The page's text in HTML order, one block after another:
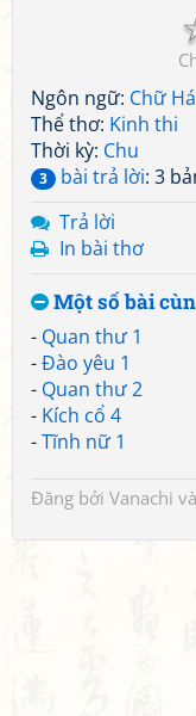
Ngôn ngữ: Chữ
Thể thơ: Kinh thi
Thời kỳ: Chu
3 bài trả lời: 3
Trả lời
In bài thơ
Một số bài
- Quan thư 1
-Đào yêu 1
- Quan thư 2
- Kích cổ 4
-Tĩnh nữ 1
Đăng bởi Vanachi